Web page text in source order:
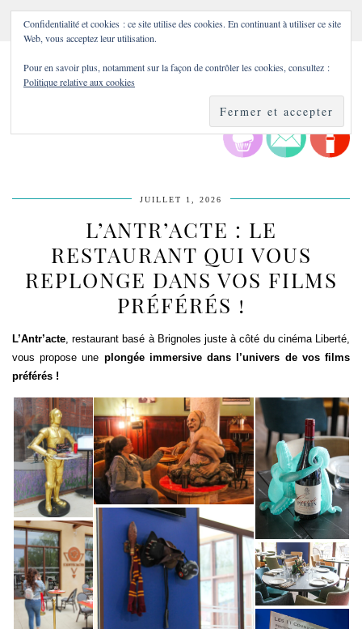
JUILLET 1, 2026
L’ANTR’ACTE : LE
RESTAURANT QUI VOUS
REPLONGE DANS VOS FILMS
PRÉFÉRÉS !
L’Antr’acte , restaurant basé à Brignoles juste à côté du cinéma Liberté,
vous propose une plongée immersive dans l’univers de vos films
préférés !
Confidentialité et cookies : ce site utilise des cookies. En continuant à utiliser ce site
Web, vous acceptez leur utilisation.
Pour en savoir plus, notamment sur la façon de contrôler les cookies, consultez :
Politique relative aux cookies